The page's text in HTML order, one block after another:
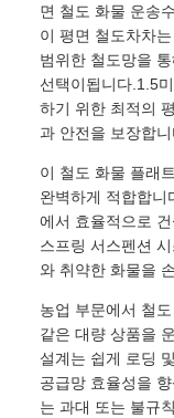
면 철도 화물 운송
이 평면 철도차차
범위한 철도망을
선택이됩니다.1.5
하기 위한 최적의
과 안전을 보장합니
이 철도 화물 플래
완벽하게 적합합니
에서 효율적으로
스프링 서스펜션
와 취약한 화물을
농업 부문에서 철
같은 대량 상품을
설계는 쉽게 로딩
공급망 효율성을
는 과대 또는 불규